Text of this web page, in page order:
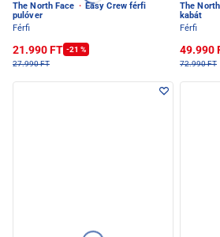
The North Face · Easy Crew férfi
pulóver
Férfi
21.990 FT -21 %
27.990 FT
The
kabát
Férfi
49.990
72.990 FT